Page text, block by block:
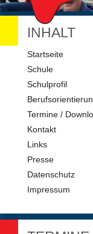
INHALT
Navigation
Startseite
Schule
Schulprofil
Termine /
Kontakt
Links
Presse
Datenschutz
Impressum